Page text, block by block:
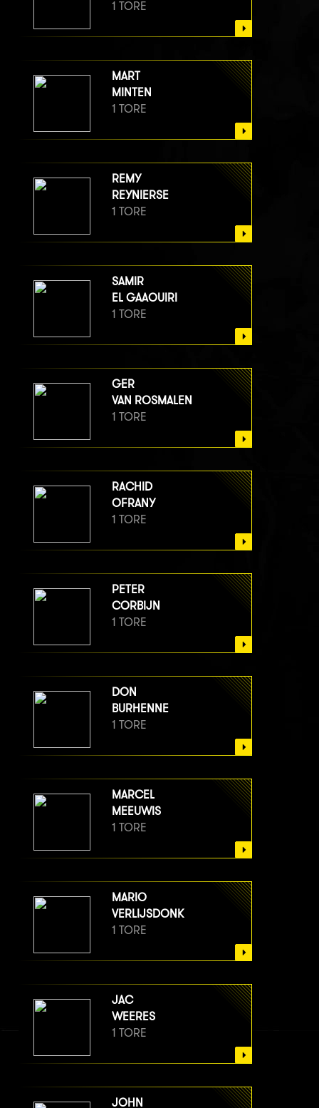
1 TORE
MART
MINTEN
1 TORE
REMY
REYNIERSE
1 TORE
SAMIR
EL GAAOUIRI
1 TORE
GER
VAN ROSMALEN
1 TORE
RACHID
OFRANY
1 TORE
PETER
CORBIJN
1 TORE
DON
BURHENNE
1 TORE
MARCEL
MEEUWIS
1 TORE
MARIO
VERLIJSDONK
1 TORE
JAC
WEERES
1 TORE
JOHN